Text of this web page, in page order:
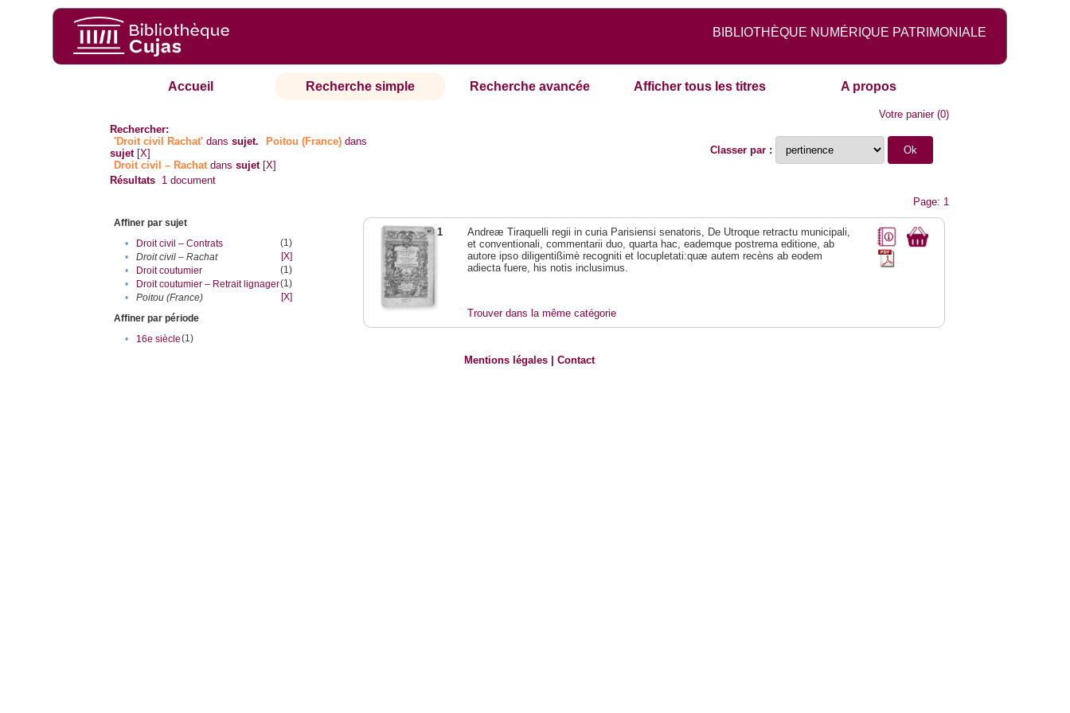
BIBLIOTHÈQUE NUMÉRIQUE PATRIMONIALE
Accueil Recherche simple Recherche avancée Afficher tous les titres A propos
Votre panier(0)
Rechercher:
'Droit civil Rachat' danssujet. Poitou (France) dans
sujet [X]
Droit civil – Rachatdanssujet [X]
Classer par :
Résultats 1 document
Page: 1
Affiner par sujet
•
Droit civil – Contrats
(1)
•
Droit civil – Rachat
[X]
•
Droit coutumier
(1)
•
Droit coutumier – Retrait lignager(1)
•
Poitou (France)
[X]
Affiner par période
•
16e siècle(1)
1
Andreæ Tiraquelli regii in curia Parisiensi senatoris, De Utroque retractu municipali,
et conventionali, commentarii duo, quarta hac, eademque postrema editione, ab
autore ipso diligentißimè recogniti et locupletati:quæ autem recèns ab eodem
adiecta fuere, his notis inclusimus.
Trouver dans la même catégorie
Mentions légales |Contact